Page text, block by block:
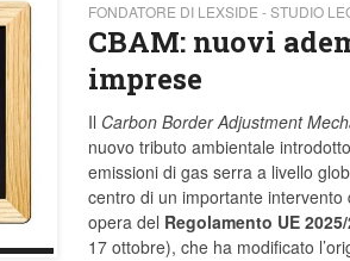
FONDATORE DI LEXSIDE - STUDIO
CBAM: nuovi
imprese
Il Carbon Border Adjustment
nuovo tributo ambientale
emissioni di gas serra a livello
centro di un importante
opera del Regolamento UE
17 ottobre), che ha modificato